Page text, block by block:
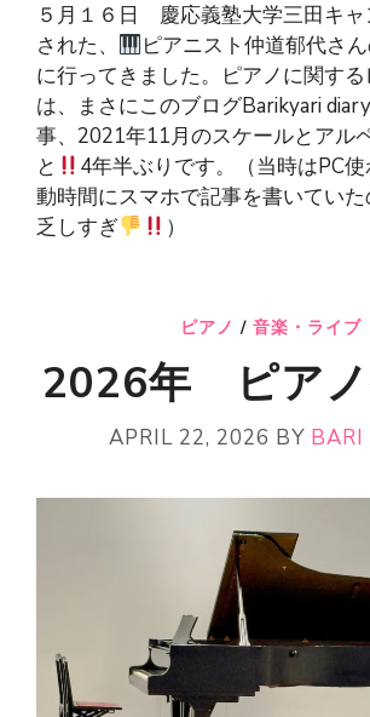
５月１６日 慶応義塾大学三田キャ
された、
ピアニスト仲道郁代さ
に行ってきました。ピアノに関す
は、まさにこのブログBarikyari
事、2021年11月のスケールとアル
と
4年半ぶりです。（当時はPC
動時間にスマホで記事を書いてい
乏しすぎ
）
ピアノ / 音楽・ライブ
2026年 ピアノ
APRIL 22, 2026 BY BARI